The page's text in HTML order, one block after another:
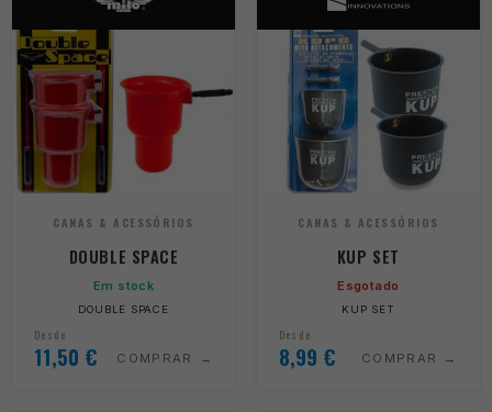
CANAS & ACESSÓRIOS
DOUBLE SPACE
Em stock
DOUBLE SPACE
Desde
11,50 € COMPRAR
CANAS & ACESSÓRIOS
KUP SET
Esgotado
KUP SET
Desde
8,99 € COMPRAR